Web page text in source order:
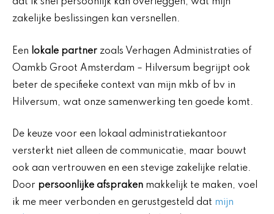
dat ik snel persoonlijk kan overleggen, wat mijn
zakelijke beslissingen kan versnellen.
Een lokale partner zoals Verhagen Administraties of
Oamkb Groot Amsterdam – Hilversum begrijpt ook
beter de specifieke context van mijn mkb of bv in
Hilversum, wat onze samenwerking ten goede komt.
De keuze voor een lokaal administratiekantoor
versterkt niet alleen de communicatie, maar bouwt
ook aan vertrouwen en een stevige zakelijke relatie.
Door persoonlijke afspraken makkelijk te maken, voel
ik me meer verbonden en gerustgesteld dat mijn